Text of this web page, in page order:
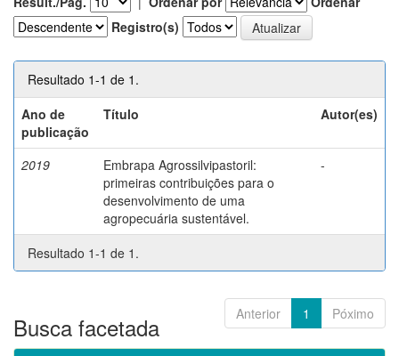
Registro(s)
Resultado 1-1 de 1.
Ano de
publicação
Título Autor(es)
2019
Embrapa Agrossilvipastoril:
primeiras contribuições para o
desenvolvimento de uma
agropecuária sustentável.
-
Resultado 1-1 de 1.
Anterior 1 Póximo
Busca facetada